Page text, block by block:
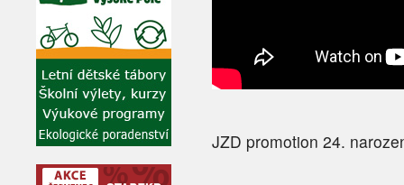
JZD promotion 24.